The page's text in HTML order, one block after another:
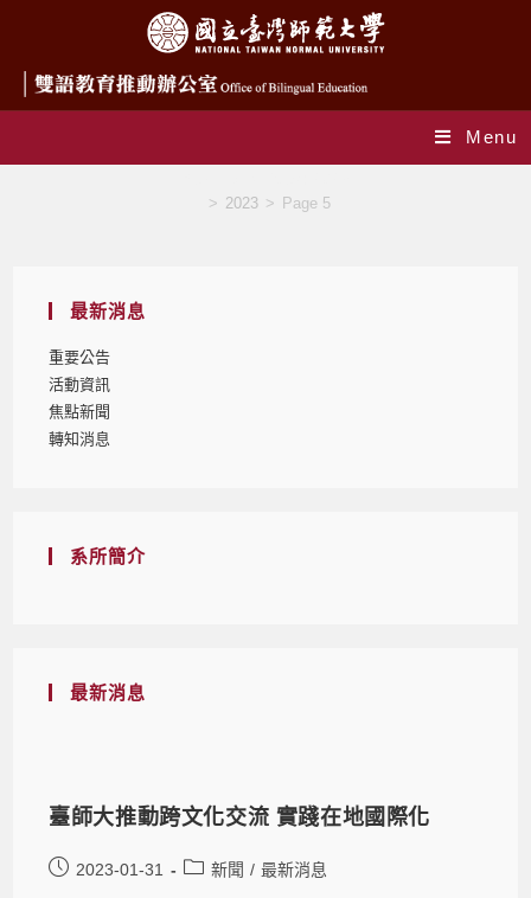
Menu
> 2023 > Page 5
最新消息
重要公告
活動資訊
焦點新聞
轉知消息
系所簡介
最新消息
臺師大推動跨文化交流 實踐在地國際化
2023-01-31 新聞 / 最新消息